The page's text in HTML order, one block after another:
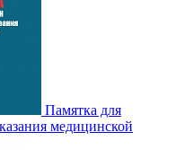
Памятка для
медицинской